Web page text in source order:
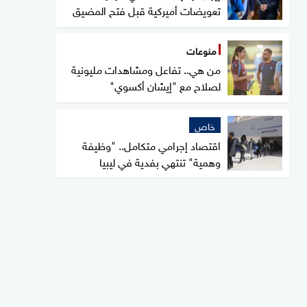
تعويضات أميركية قبل فتح المضيق
منوعات
من هي.. تفاعل ومشاهدات مليونية
لصلاح مع "إيشان أكسوي"
خاص
اقتصاد إجرامي متكامل.. "وظيفة
وهمية" تنتهي بفدية في ليبيا